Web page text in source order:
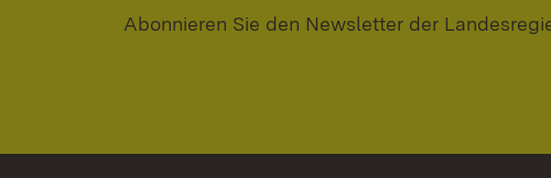
Abonnieren Sie den Newsletter der